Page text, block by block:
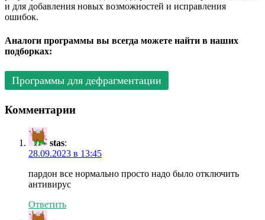
и для добавления новых возможностей и исправления
ошибок.
Аналоги программы вы всегда можете найти в наших
подборках:
Программы для дефрагментации
Комментарии
stas:
28.09.2023 в 13:45
пардон все нормально просто надо было отключить
антивирус
Ответить